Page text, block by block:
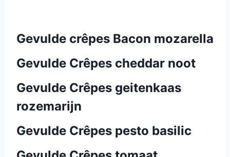
Gevulde crêpes Bacon mozarella
Gevulde Crêpes cheddar noot
Gevulde Crêpes geitenkaas
rozemarijn
Gevulde Crêpes pesto basilic